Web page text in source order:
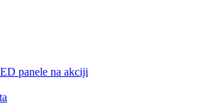
panele na akciji